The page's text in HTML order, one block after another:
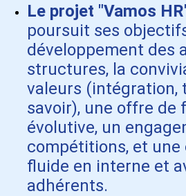
Le projet "Vamos
poursuit ses
développement des
structures, la
valeurs (intégration,
savoir), une offre de
évolutive, un
compétitions, et
fluide en interne et
adhérents.